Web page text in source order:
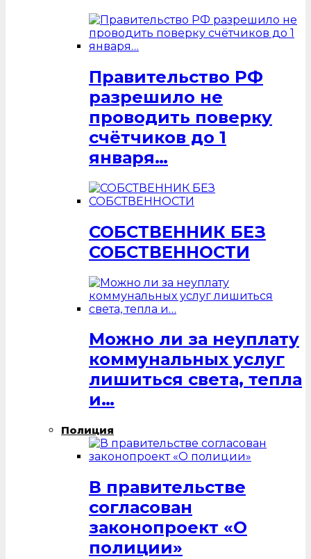
Правительство РФ
разрешило не
проводить поверку
счётчиков до 1
января…
СОБСТВЕННИК БЕЗ
СОБСТВЕННОСТИ
Можно ли за неуплату
коммунальных услуг
лишиться света, тепла
и…
Полиция
В правительстве
согласован
законопроект «О
полиции»